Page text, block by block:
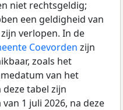
niet rechtsgeldig;
een geldigheid van
verlopen. In de
Coevorden zijn
zoals het
van het
deze tabel zijn
1 juli 2026, na deze